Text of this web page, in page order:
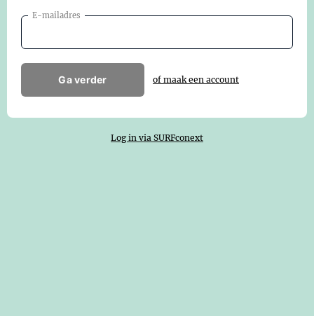
E-mailadres
Ga verder of maak een account
Log in via SURFconext